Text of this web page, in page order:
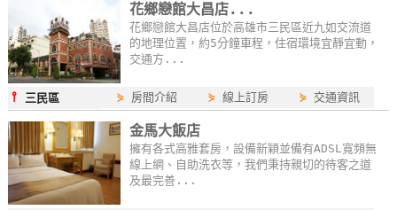
伴
計
劃
商
品
宣
傳
花鄉戀館大昌店...
花鄉戀館大昌店位於高雄市三民區近九如交流道
的地理位置，約5分鐘車程，住宿環境宜靜宜動，
交通方...
⫯ 三民區 ⋟ 房間介紹 ⋟線上訂房 ⋟ 交通資訊
金馬大飯店
擁有各式高雅套房，設備新穎並備有ADSL寬頻無
線上網、自助洗衣等，我們秉持親切的待客之道
及最完善...